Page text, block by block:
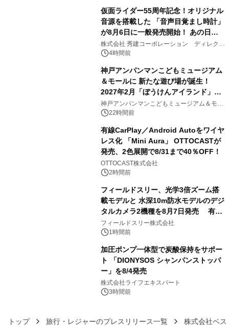
仮面ライダー55周年記念！オリジナル
音源を搭載した 「音声目覚まし時計」
が8月6日に一般発売開始！ あの日の
大興奮が今甦る
株式会社 秀建コーポレーション ディレクト
アートギャラリー
4時間前
神戸アンパンマンこどもミュージアム
＆モールに 新たな遊び場が誕生！
2027年2月「ぼうけんアイランド」が
オープン
神戸アンパンマンこどもミュージアム＆モー
ル 22時間前
有線CarPlay／Android Autoをワイヤ
レス化 「Mini Aura」 OTTOCASTが
発売、2色展開で8/31まで40％OFF！
OTTOCAST株式会社
2時間前
フィールドスリー、光学3倍ズーム搭
載モデルと 水深10m防水モデルのデジ
タルカメラ2機種を8月7日発売 有効
約1300万画素、用途別に選べるコンデ
ジ新登場
フィールドスリー株式会社
1時間前
加圧ポンプ一体型で炭酸保持をサポー
ト 「DIONYSOS シャンパンストッパ
ー」を8/4発売
株式会社ライフエキスパート
3時間前
トップ 旅行・レジャーのプレスリリース一覧 株式会社ベ